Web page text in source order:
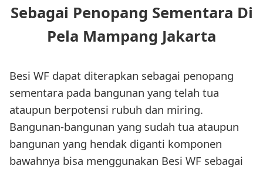
Sebagai Penopang Sementara Di
Pela Mampang Jakarta
Besi WF dapat diterapkan sebagai penopang
sementara pada bangunan yang telah tua
ataupun berpotensi rubuh dan miring.
Bangunan-bangunan yang sudah tua ataupun
bangunan yang hendak diganti komponen
bawahnya bisa menggunakan Besi WF sebagai